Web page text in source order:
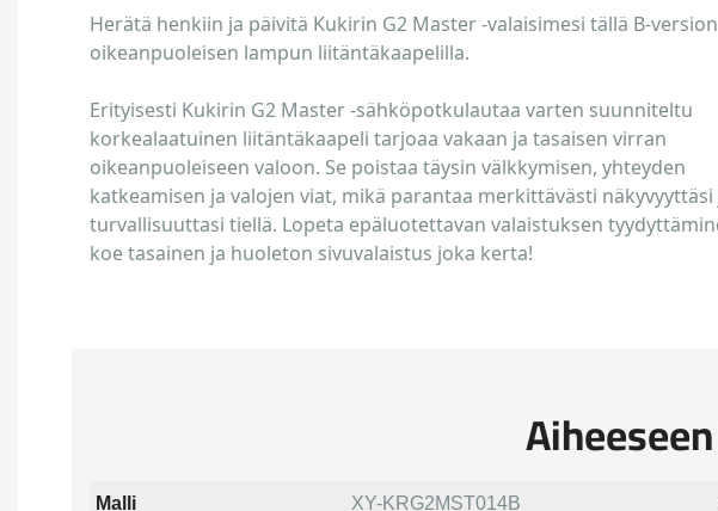
Herätä henkiin ja päivitä Kukirin G2 Master -valaisimesi tällä B-version
oikeanpuoleisen lampun liitäntäkaapelilla.
Erityisesti Kukirin G2 Master -sähköpotkulautaa varten suunniteltu
korkealaatuinen liitäntäkaapeli tarjoaa vakaan ja tasaisen virran
oikeanpuoleiseen valoon. Se poistaa täysin välkkymisen, yhteyden
katkeamisen ja valojen viat, mikä parantaa merkittävästi näkyvyyttäsi
turvallisuuttasi tiellä. Lopeta epäluotettavan valaistuksen
koe tasainen ja huoleton sivuvalaistus joka kerta!
Malli XY-KRG2MST014B